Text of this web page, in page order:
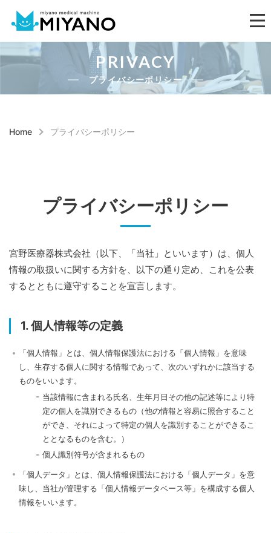
PRIVACY
プライバシーポリシー
Home プライバシーポリシー
プライバシーポリシー
宮野医療器株式会社（以下、「当社」といいます）は、個人
情報の取扱いに関する方針を、以下の通り定め、これを公表
するとともに遵守することを宣言します。
1. 個人情報等の定義
「個人情報」とは、個人情報保護法における「個人情報」を意味
し、生存する個人に関する情報であって、次のいずれかに該当する
ものをいいます。
当該情報に含まれる氏名、生年月日その他の記述等により特
定の個人を識別できるもの（他の情報と容易に照合すること
ができ、それによって特定の個人を識別することができるこ
ととなるものを含む。）
個人識別符号が含まれるもの
「個人データ」とは、個人情報保護法における「個人データ」を意
味し、当社が管理する「個人情報データベース等」を構成する個人
情報をいいます。